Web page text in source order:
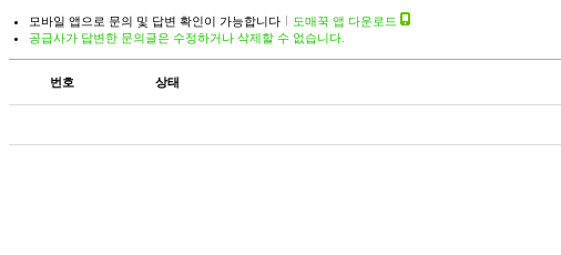
모바일 앱으로 문의 및 답변 확인이 가능합니다
도매꾹 앱 다운로드
공급사가 답변한 문의글은 수정하거나 삭제할 수 없습니다.
번호 상태